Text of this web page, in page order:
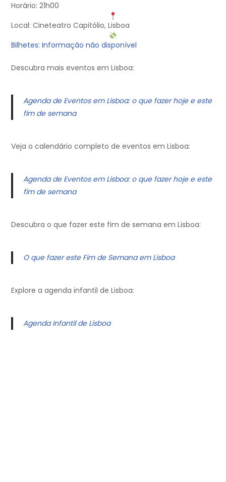
Horário: 21h00
Local: Cineteatro Capitólio, Lisboa
Bilhetes: Informação não disponível
Descubra mais eventos em Lisboa:
Agenda de Eventos em Lisboa: o que fazer hoje e este
fim de semana
Veja o calendário completo de eventos em Lisboa:
Agenda de Eventos em Lisboa: o que fazer hoje e este
fim de semana
Descubra o que fazer este fim de semana em Lisboa:
O que fazer este Fim de Semana em Lisboa
Explore a agenda infantil de Lisboa:
Agenda Infantil de Lisboa